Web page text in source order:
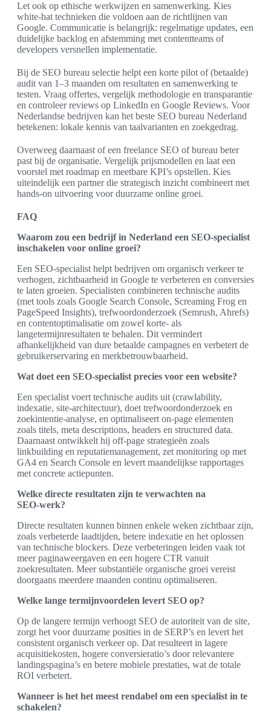
Let ook op ethische werkwijzen en samenwerking. Kies
white‑hat technieken die voldoen aan de richtlijnen van
Google. Communicatie is belangrijk: regelmatige updates, een
duidelijke backlog en afstemming met contentteams of
developers versnellen implementatie.
Bij de SEO bureau selectie helpt een korte pilot of (betaalde)
audit van 1–3 maanden om resultaten en samenwerking te
testen. Vraag offertes, vergelijk methodologie en transparantie
en controleer reviews op LinkedIn en Google Reviews. Voor
Nederlandse bedrijven kan het beste SEO bureau Nederland
betekenen: lokale kennis van taalvarianten en zoekgedrag.
Overweeg daarnaast of een freelance SEO of bureau beter
past bij de organisatie. Vergelijk prijsmodellen en laat een
voorstel met roadmap en meetbare KPI’s opstellen. Kies
uiteindelijk een partner die strategisch inzicht combineert met
hands‑on uitvoering voor duurzame online groei.
FAQ
Waarom zou een bedrijf in Nederland een SEO‑specialist
inschakelen voor online groei?
Een SEO‑specialist helpt bedrijven om organisch verkeer te
verhogen, zichtbaarheid in Google te verbeteren en conversies
te laten groeien. Specialisten combineren technische audits
(met tools zoals Google Search Console, Screaming Frog en
PageSpeed Insights), trefwoordonderzoek (Semrush, Ahrefs)
en contentoptimalisatie om zowel korte‑ als
langetermijnresultaten te behalen. Dit vermindert
afhankelijkheid van dure betaalde campagnes en verbetert de
gebruikerservaring en merkbetrouwbaarheid.
Wat doet een SEO‑specialist precies voor een website?
Een specialist voert technische audits uit (crawlability,
indexatie, site‑architectuur), doet trefwoordonderzoek en
zoekintentie‑analyse, en optimaliseert on‑page elementen
zoals titels, meta descriptions, headers en structured data.
Daarnaast ontwikkelt hij off‑page strategieën zoals
linkbuilding en reputatiemanagement, zet monitoring op met
GA4 en Search Console en levert maandelijkse rapportages
met concrete actiepunten.
Welke directe resultaten zijn te verwachten na
SEO‑werk?
Directe resultaten kunnen binnen enkele weken zichtbaar zijn,
zoals verbeterde laadtijden, betere indexatie en het oplossen
van technische blockers. Deze verbeteringen leiden vaak tot
meer paginaweergaven en een hogere CTR vanuit
zoekresultaten. Meer substantiële organische groei vereist
doorgaans meerdere maanden continu optimaliseren.
Welke lange termijnvoordelen levert SEO op?
Op de langere termijn verhoogt SEO de autoriteit van de site,
zorgt het voor duurzame posities in de SERP’s en levert het
consistent organisch verkeer op. Dat resulteert in lagere
acquisitiekosten, hogere conversieratio’s door relevantere
landingspagina’s en betere mobiele prestaties, wat de totale
ROI verbetert.
Wanneer is het het meest rendabel om een specialist in te
schakelen?